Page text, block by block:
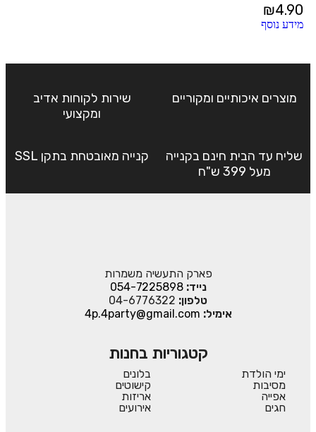
₪4.90
מידע נוסף
מוצרים איכותיים ומקוריים
שירות לקוחות אדיב
ומקצועי
שליח עד הבית חינם בקנייה
מעל 399 ש"ח
קנייה מאובטחת בתקן SSL
פארק התעשיה משמרות
נייד:054-7225898
טלפון: 04-6776322
אימיל: 4p.4party@gmail.com
קטגוריות בחנות
ימי הולדת
מסיבות
אפייה
חגים
בלונים
קישוטים
אריזות
אירועים